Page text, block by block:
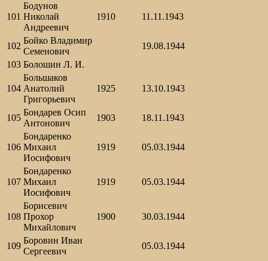
101
Бодунов
Николай
Андреевич
1910 11.11.1943
102
Бойко Владимир
Семенович
19.08.1944
103 Болошин Л. И.
104
Большаков
Анатолий
Григорьевич
1925 13.10.1943
105
Бондарев Осип
Антонович
1903 18.11.1943
106
Бондаренко
Михаил
Иосифович
1919 05.03.1944
107
Бондаренко
Михаил
Иосифович
1919 05.03.1944
108
Борисевич
Прохор
Михайлович
1900 30.03.1944
109
Боровин Иван
Сергеевич
05.03.1944